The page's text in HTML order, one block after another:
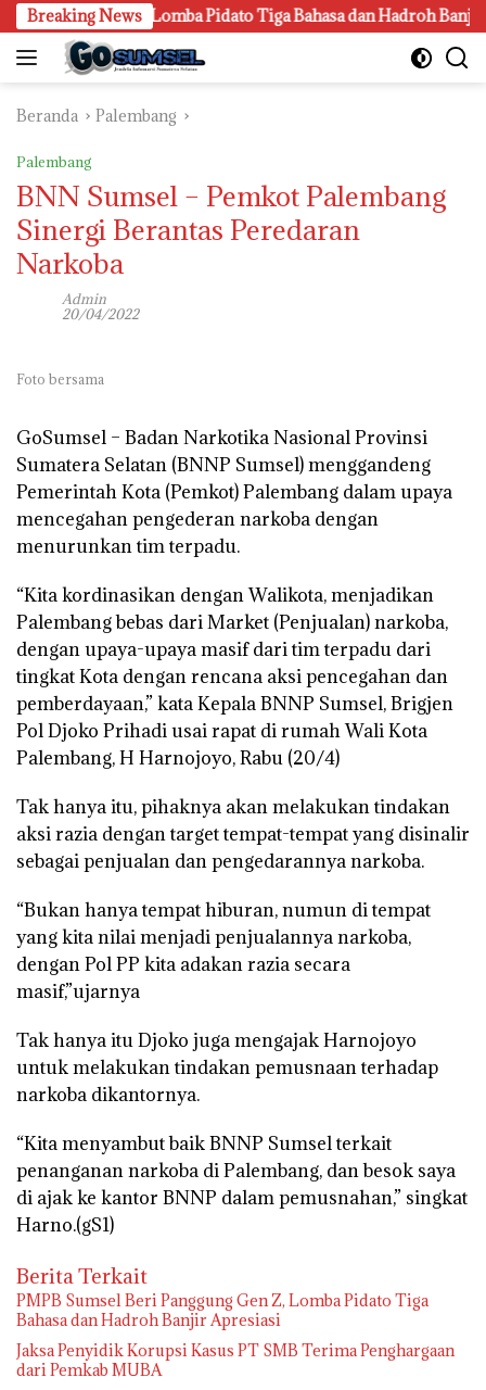
Langsung
ke
konten
Breaking News
Gen Z, Lomba Pidato Tiga Bahasa dan Hadroh Banjir
Beranda Palembang
Palembang
BNN Sumsel – Pemkot Palembang
Sinergi Berantas Peredaran
Narkoba
Admin
20/04/2022
Foto bersama
GoSumsel – Badan Narkotika Nasional Provinsi
Sumatera Selatan (BNNP Sumsel) menggandeng
Pemerintah Kota (Pemkot) Palembang dalam upaya
mencegahan pengederan narkoba dengan
menurunkan tim terpadu.
“Kita kordinasikan dengan Walikota, menjadikan
Palembang bebas dari Market (Penjualan) narkoba,
dengan upaya-upaya masif dari tim terpadu dari
tingkat Kota dengan rencana aksi pencegahan dan
pemberdayaan,” kata Kepala BNNP Sumsel, Brigjen
Pol Djoko Prihadi usai rapat di rumah Wali Kota
Palembang, H Harnojoyo, Rabu (20/4)
Tak hanya itu, pihaknya akan melakukan tindakan
aksi razia dengan target tempat-tempat yang disinalir
sebagai penjualan dan pengedarannya narkoba.
“Bukan hanya tempat hiburan, numun di tempat
yang kita nilai menjadi penjualannya narkoba,
dengan Pol PP kita adakan razia secara
masif,”ujarnya
Tak hanya itu Djoko juga mengajak Harnojoyo
untuk melakukan tindakan pemusnaan terhadap
narkoba dikantornya.
“Kita menyambut baik BNNP Sumsel terkait
penanganan narkoba di Palembang, dan besok saya
di ajak ke kantor BNNP dalam pemusnahan,” singkat
Harno.(gS1)
Berita Terkait
PMPB Sumsel Beri Panggung Gen Z, Lomba Pidato Tiga
Bahasa dan Hadroh Banjir Apresiasi
Jaksa Penyidik Korupsi Kasus PT SMB Terima Penghargaan
dari Pemkab MUBA